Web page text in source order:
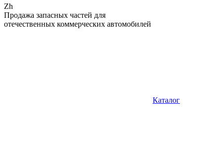
Zh
Продажа запасных частей для
отечественных коммерческих автомобилей
Каталог